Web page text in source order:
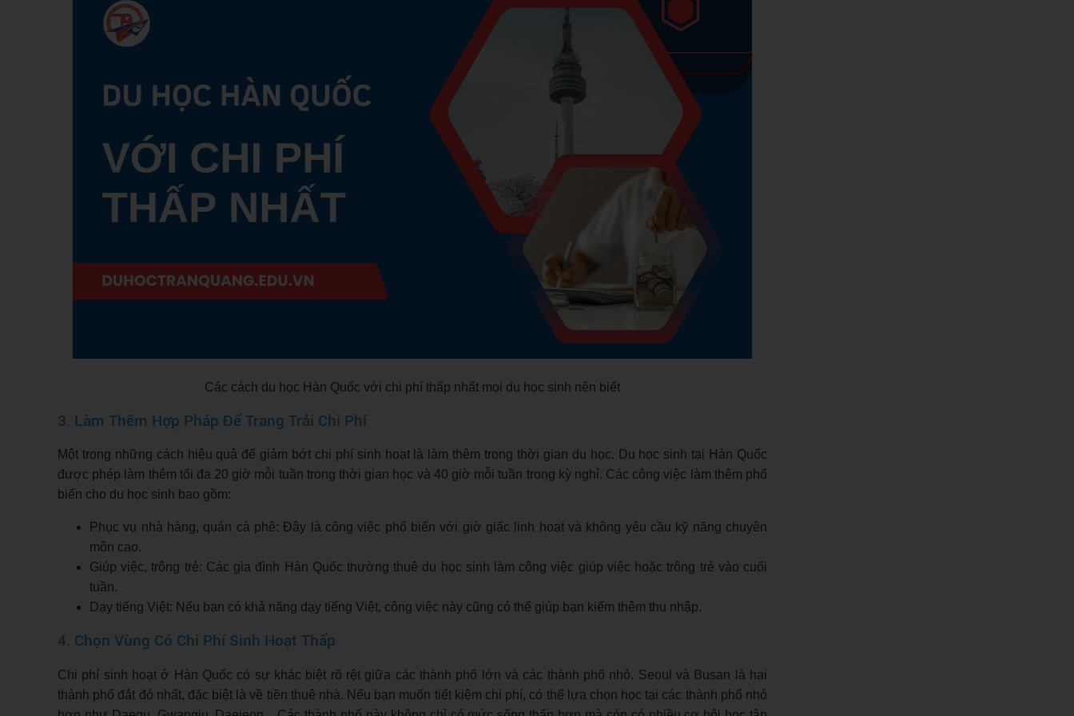
Các cách du học Hàn Quốc với chi phí thấp nhất mọi du học sinh nên biết
3. Làm Thêm Hợp Pháp Để Trang Trải Chi Phí
Một trong những cách hiệu quả để giảm bớt chi phí sinh hoạt là làm thêm trong thời gian du học. Du học sinh tại Hàn Quốc
được phép làm thêm tối đa 20 giờ mỗi tuần trong thời gian học và 40 giờ mỗi tuần trong kỳ nghỉ. Các công việc làm thêm phổ
biến cho du học sinh bao gồm:
Phục vụ nhà hàng, quán cà phê: Đây là công việc phổ biến với giờ giấc linh hoạt và không yêu cầu kỹ năng chuyên
môn cao.
Giúp việc, trông trẻ: Các gia đình Hàn Quốc thường thuê du học sinh làm công việc giúp việc hoặc trông trẻ vào cuối
tuần.
Dạy tiếng Việt: Nếu bạn có khả năng dạy tiếng Việt, công việc này cũng có thể giúp bạn kiếm thêm thu nhập.
4. Chọn Vùng Có Chi Phí Sinh Hoạt Thấp
Chi phí sinh hoạt ở Hàn Quốc có sự khác biệt rõ rệt giữa các thành phố lớn và các thành phố nhỏ. Seoul và Busan là hai
thành phố đắt đỏ nhất, đặc biệt là về tiền thuê nhà. Nếu bạn muốn tiết kiệm chi phí, có thể lựa chọn học tại các thành phố nhỏ